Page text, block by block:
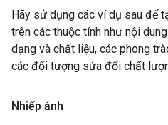
Hãy sử dụng các ví dụ sau để
trên các thuộc tính như nội
dạng và chất liệu, các phong
các đối tượng sửa đổi chất
Nhiếp ảnh